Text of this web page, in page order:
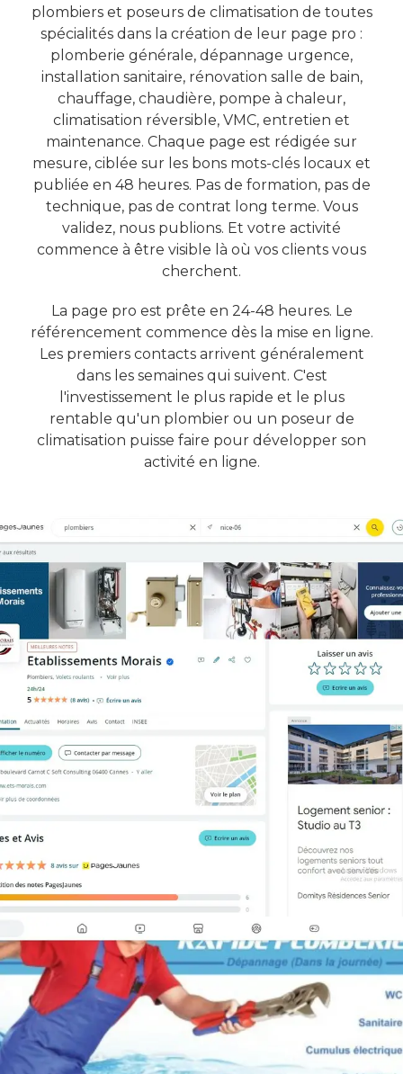
plombiers et poseurs de climatisation de toutes
spécialités dans la création de leur page pro :
plomberie générale, dépannage urgence,
installation sanitaire, rénovation salle de bain,
chauffage, chaudière, pompe à chaleur,
climatisation réversible, VMC, entretien et
maintenance. Chaque page est rédigée sur
mesure, ciblée sur les bons mots-clés locaux et
publiée en 48 heures. Pas de formation, pas de
technique, pas de contrat long terme. Vous
validez, nous publions. Et votre activité
commence à être visible là où vos clients vous
cherchent.
La page pro est prête en 24-48 heures. Le
référencement commence dès la mise en ligne.
Les premiers contacts arrivent généralement
dans les semaines qui suivent. C'est
l'investissement le plus rapide et le plus
rentable qu'un plombier ou un poseur de
climatisation puisse faire pour développer son
activité en ligne.